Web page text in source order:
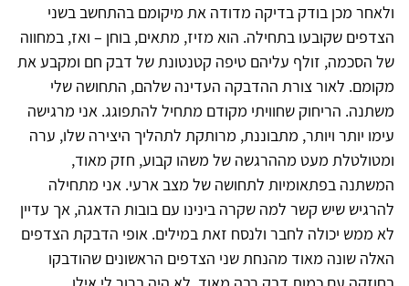
ולאחר מכן בודק בדיקה מדודה את מיקומם בהתחשב בשני
הצדפים שקובעו בתחילה. הוא מזיז, מתאים, בוחן – ואז, במחווה
של הסכמה, זולף עליהם טיפה קטנטונת של דבק חם ומקבע את
מקומם. לאור צורת ההדבקה העדינה שלהם, התחושה שלי
משתנה. הריחוק שחוויתי מקודם מתחיל להתפוגג. אני מרגישה
עימו יותר ויותר, מתבוננת, מרותקת לתהליך היצירה שלו, ערה
ומטולטלת מעט מההרגשה של משהו קבוע, חזק מאוד,
המשתנה בפתאומיות לתחושה של מצב ארעי. אני מתחילה
להרגיש שיש קשר למה שקרה בינינו עם בובות הדאגה, אך עדיין
לא ממש יכולה לחבר ולנסח זאת במילים. אופי הדבקת הצדפים
האלה שונה מאוד מהנחת שני הצדפים הראשונים שהודבקו